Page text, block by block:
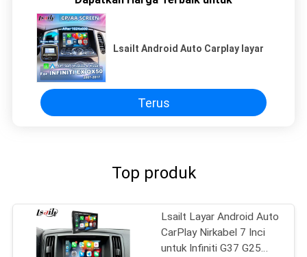
Lsailt Android Auto Carplay layar
Terus
Top produk
Lsailt Layar Android Auto
CarPlay Nirkabel 7 Inci
untuk Infiniti G37 G25